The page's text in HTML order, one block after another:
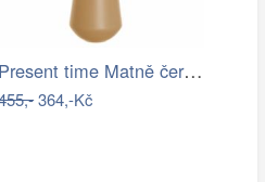
Present time Matně černý keramický…
364,-Kč